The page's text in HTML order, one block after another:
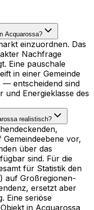
Acquarossa?
einzuordnen. Das
Nachfrage
Eine pauschale
in einer Gemeinde
— entscheidend sind
und Energieklasse des
realistisch?
vor,
über das
sind. Für die
für Statistik den
auf Großregionen-
ersetzt aber
Eine seriöse
in Acquarossa